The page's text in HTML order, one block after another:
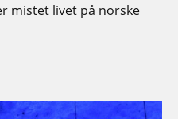
mistet livet på norske